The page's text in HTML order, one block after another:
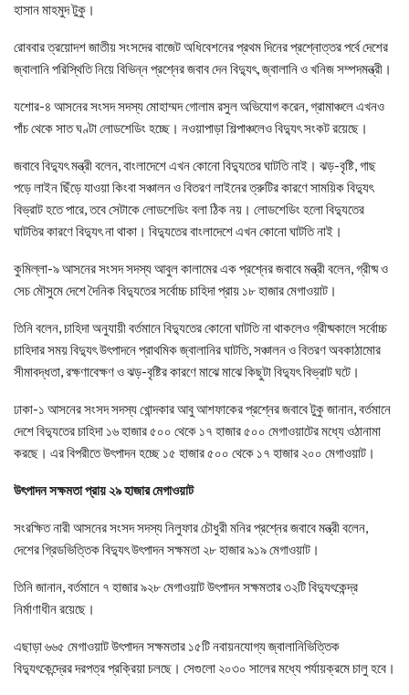
হাসান মাহমুদ টুকু।
রোববার ত্রয়োদশ জাতীয় সংসদের বাজেট অধিবেশনের প্রথম দিনের প্রশ্নোত্তর পর্বে দেশের
জ্বালানি পরিস্থিতি নিয়ে বিভিন্ন প্রশ্নের জবাব দেন বিদ্যুৎ, জ্বালানি ও খনিজ সম্পদমন্ত্রী।
যশোর-৪ আসনের সংসদ সদস্য মোহাম্মদ গোলাম রসুল অভিযোগ করেন, গ্রামাঞ্চলে এখনও
পাঁচ থেকে সাত ঘণ্টা লোডশেডিং হচ্ছে। নওয়াপাড়া শিল্পাঞ্চলেও বিদ্যুৎ সংকট রয়েছে।
জবাবে বিদ্যুৎ মন্ত্রী বলেন, বাংলাদেশে এখন কোনো বিদ্যুতের ঘাটতি নাই। ঝড়-বৃষ্টি, গাছ
পড়ে লাইন ছিঁড়ে যাওয়া কিংবা সঞ্চালন ও বিতরণ লাইনের ত্রুটির কারণে সাময়িক বিদ্যুৎ
বিভ্রাট হতে পারে, তবে সেটাকে লোডশেডিং বলা ঠিক নয়। লোডশেডিং হলো বিদ্যুতের
ঘাটতির কারণে বিদ্যুৎ না থাকা। বিদ্যুতের বাংলাদেশে এখন কোনো ঘাটতি নাই।
কুমিল্লা-৯ আসনের সংসদ সদস্য আবুল কালামের এক প্রশ্নের জবাবে মন্ত্রী বলেন, গ্রীষ্ম ও
সেচ মৌসুমে দেশে দৈনিক বিদ্যুতের সর্বোচ্চ চাহিদা প্রায় ১৮ হাজার মেগাওয়াট।
তিনি বলেন, চাহিদা অনুযায়ী বর্তমানে বিদ্যুতের কোনো ঘাটতি না থাকলেও গ্রীষ্মকালে সর্বোচ্চ
চাহিদার সময় বিদ্যুৎ উৎপাদনে প্রাথমিক জ্বালানির ঘাটতি, সঞ্চালন ও বিতরণ অবকাঠামোর
সীমাবদ্ধতা, রক্ষণাবেক্ষণ ও ঝড়-বৃষ্টির কারণে মাঝে মাঝে কিছুটা বিদ্যুৎ বিভ্রাট ঘটে।
ঢাকা-১ আসনের সংসদ সদস্য খোন্দকার আবু আশফাকের প্রশ্নের জবাবে টুকু জানান, বর্তমানে
দেশে বিদ্যুতের চাহিদা ১৬ হাজার ৫০০ থেকে ১৭ হাজার ৫০০ মেগাওয়াটের মধ্যে ওঠানামা
করছে। এর বিপরীতে উৎপাদন হচ্ছে ১৫ হাজার ৫০০ থেকে ১৭ হাজার ২০০ মেগাওয়াট।
উৎপাদন সক্ষমতা প্রায় ২৯ হাজার মেগাওয়াট
সংরক্ষিত নারী আসনের সংসদ সদস্য নিলুফার চৌধুরী মনির প্রশ্নের জবাবে মন্ত্রী বলেন,
দেশের গ্রিডভিত্তিক বিদ্যুৎ উৎপাদন সক্ষমতা ২৮ হাজার ৯১৯ মেগাওয়াট।
তিনি জানান, বর্তমানে ৭ হাজার ৯২৮ মেগাওয়াট উৎপাদন সক্ষমতার ৩২টি বিদ্যুৎকেন্দ্র
নির্মাণাধীন রয়েছে।
এছাড়া ৬৬৫ মেগাওয়াট উৎপাদন সক্ষমতার ১৫টি নবায়নযোগ্য জ্বালানিভিত্তিক
বিদ্যুৎকেন্দ্রের দরপত্র প্রক্রিয়া চলছে। সেগুলো ২০৩০ সালের মধ্যে পর্যায়ক্রমে চালু হবে।